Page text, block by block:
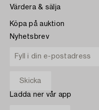
Värdera & sälja
Köpa på auktion
Nyhetsbrev
Ladda ner vår app